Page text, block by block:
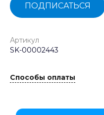
ПОДПИСАТЬСЯ
Артикул
SK-00002443
Способы оплаты